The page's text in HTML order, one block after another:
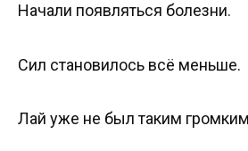
Начали появляться болезни.
Сил становилось всё меньше.
Лай уже не был таким